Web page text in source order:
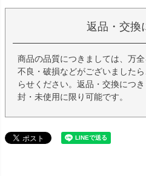
返品・交換
商品の品質につきましては、万
不良・破損などがございました
らせください。返品・交換につ
封・未使用に限り可能です。